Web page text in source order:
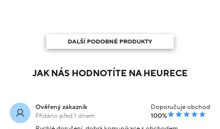
DALŠÍ PODOBNÉ PRODUKTY
JAK NÁS HODNOTÍTE NA HEURECE
Ověřený zákazník
Přidáno před 1 dnem
Doporučuje obchod
100%